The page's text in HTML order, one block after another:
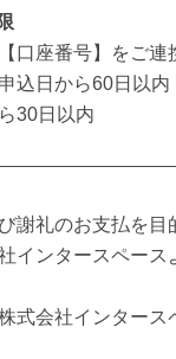
口座番号】をご連
込日から60日以内
30日以内
謝礼のお支払を
インタースペー
式会社インタース